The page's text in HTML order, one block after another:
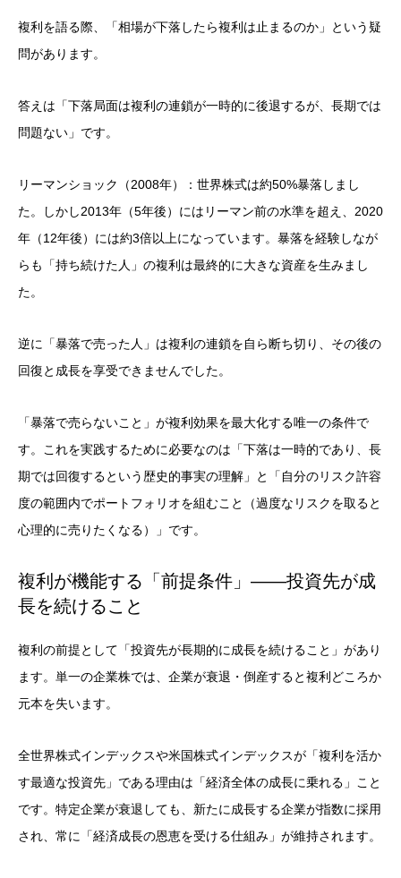
複利を語る際、「相場が下落したら複利は止まるのか」という疑
問があります。
答えは「下落局面は複利の連鎖が一時的に後退するが、長期では
問題ない」です。
リーマンショック（2008年）：世界株式は約50%暴落しまし
た。しかし2013年（5年後）にはリーマン前の水準を超え、2020
年（12年後）には約3倍以上になっています。暴落を経験しなが
らも「持ち続けた人」の複利は最終的に大きな資産を生みまし
た。
逆に「暴落で売った人」は複利の連鎖を自ら断ち切り、その後の
回復と成長を享受できませんでした。
「暴落で売らないこと」が複利効果を最大化する唯一の条件で
す。これを実践するために必要なのは「下落は一時的であり、長
期では回復するという歴史的事実の理解」と「自分のリスク許容
度の範囲内でポートフォリオを組むこと（過度なリスクを取ると
心理的に売りたくなる）」です。
複利が機能する「前提条件」——投資先が成
長を続けること
複利の前提として「投資先が長期的に成長を続けること」があり
ます。単一の企業株では、企業が衰退・倒産すると複利どころか
元本を失います。
全世界株式インデックスや米国株式インデックスが「複利を活か
す最適な投資先」である理由は「経済全体の成長に乗れる」こと
です。特定企業が衰退しても、新たに成長する企業が指数に採用
され、常に「経済成長の恩恵を受ける仕組み」が維持されます。